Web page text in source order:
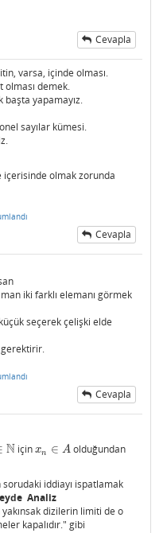
Cevapla
varsa, içinde olması.
demek.
başta yapamayız.
sayılar kümesi.
olmak zorunda
Cevapla
iki farklı elemanı görmek
seçerek çelişki elde
gerektirir.
Cevapla
N için xn ∈ A
xn∈A olduğundan
iddiayı ispatlamak
Analiz
dizilerin limiti de o
kapalıdır." gibi